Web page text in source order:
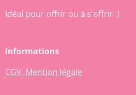
Idéal pour offrir ou à s'offrir :)
Informations
CGV, Mention légale